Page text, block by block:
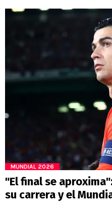
MUNDIAL 2026
"El final se
su carrera y el